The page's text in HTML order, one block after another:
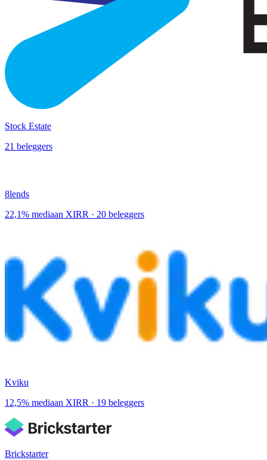
Stock Estate
21 beleggers
8lends
22,1% mediaan XIRR · 20 beleggers
Kviku
12,5% mediaan XIRR · 19 beleggers
Brickstarter